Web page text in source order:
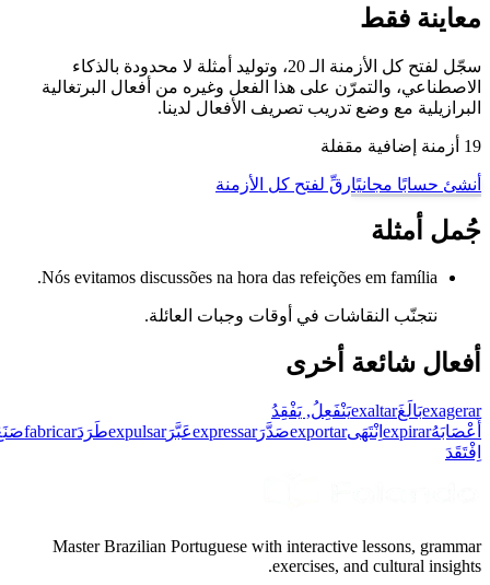
فقط
سجّل لفتح كل الأزمنة الـ 20، وتوليد أمثلة لا محدودة بالذكاء
والتمرّن على هذا الفعل وغيره من أفعال البرتغالية
مع وضع تدريب تصريف الأفعال لدينا.
مجانيًارقِّ لفتح كل الأزمنة
Nós evitamos discussões na hora das refeições em
النقاشات في أوقات وجبات العائلة.
أخرى
exaltarيَنْفَعِلُ, يَفْقِدُ
اِنْتَهَىexportarصَدَّرَexpressarعَبَّرَexpulsarطَرَدَfabricarصَنَعَfaltarغَابَ،
Master Brazilian Portuguese with interactive
exercises, and